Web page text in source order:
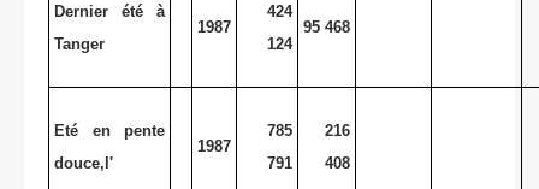
Dernier été à
Tanger
1987
424
124
95 468
Eté en pente
douce,l'
1987
785
791
216
408